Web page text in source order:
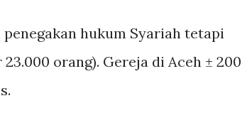
hukum Syariah tetapi
orang). Gereja di Aceh ± 200